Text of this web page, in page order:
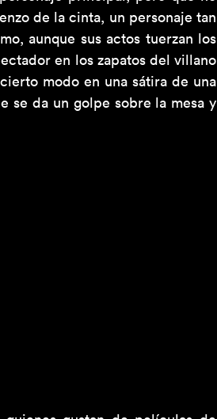
de la cinta, un personaje tan
aunque sus actos tuerzan los
en los zapatos del villano
modo en una sátira de una
se da un golpe sobre la mesa y